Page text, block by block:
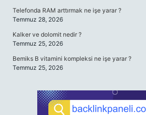
Telefonda RAM arttırmak ne işe yarar ?
Temmuz 28, 2026
Kalker ve dolomit nedir ?
Temmuz 25, 2026
Bemiks B vitamini kompleksi ne işe yarar ?
Temmuz 25, 2026